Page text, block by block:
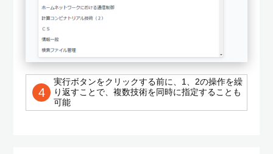
4
実行ボタンをクリックする前に、1、2の操作を繰
り返すことで、複数技術を同時に指定することも
可能